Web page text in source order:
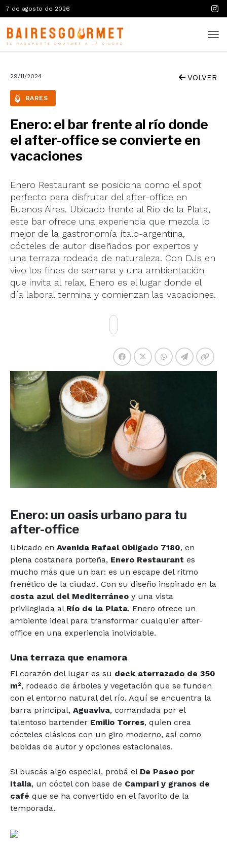
7 de agosto de 2026
29/11/2024 VOLVER
BARES
Enero: el bar frente al río donde
el after-office se convierte en
vacaciones
Enero Restaurant se posiciona como el spot
perfecto para disfrutar del after-office en
Buenos Aires. Ubicado frente al Río de la Plata,
este bar ofrece una experiencia que mezcla lo
mejor de la gastronomía ítalo-argentina,
cócteles de autor diseñados por expertos y
una terraza rodeada de naturaleza. Con DJs en
vivo los fines de semana y una ambientación
que invita al relax, Enero es el lugar donde el
día laboral termina y comienzan las vacaciones.
Enero: un oasis urbano para tu
after-office
Ubicado en Avenida Rafael Obligado 7180, en
plena costanera porteña, Enero Restaurant es
mucho más que un bar: es un escape del ritmo
frenético de la ciudad. Con su diseño inspirado en la
costa azul del Mediterráneo y una vista
privilegiada al Río de la Plata, Enero ofrece un
ambiente ideal para transformar cualquier after-
office en una experiencia inolvidable.
Una terraza que enamora
El corazón del lugar es su deck aterrazado de 350
m², rodeado de árboles y vegetación que se funden
con el entorno natural del río. Aquí se encuentra la
barra principal, Aguaviva, comandada por el
talentoso bartender Emilio Torres, quien crea
cócteles clásicos con un giro moderno, así como
bebidas de autor y opciones estacionales.
Si buscás algo especial, probá el De Paseo por
Italia, un cóctel con base de Campari y granos de
café que se ha convertido en el favorito de la
temporada.